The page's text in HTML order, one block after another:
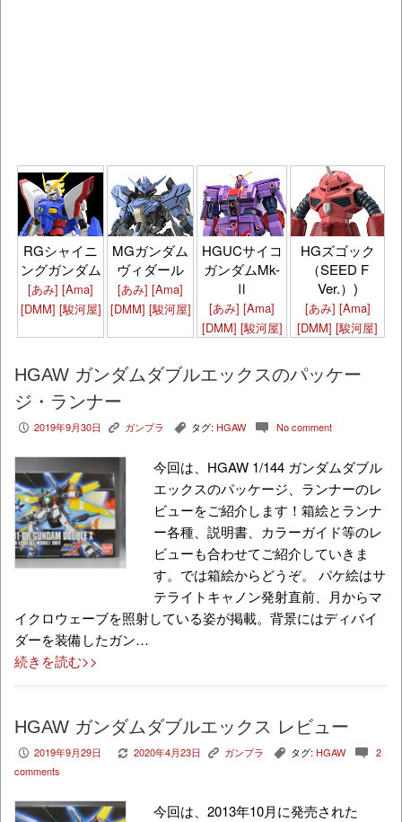
RGシャイニ
ングガンダム
[あみ] [Ama]
[DMM] [駿河屋]
MGガンダム
ヴィダール
[あみ] [Ama]
[DMM] [駿河屋]
HGUCサイコ
ガンダムMk-
Ⅱ
[あみ] [Ama]
[DMM] [駿河屋]
HGズゴック
（SEED F
Ver.）)
[あみ] [Ama]
[DMM] [駿河屋]
HGAW ガンダムダブルエックスのパッケー
ジ・ランナー
P 2019年9月30日 K ガンプラ , タグ: HGAW c No comment
今回は、HGAW 1/144 ガンダムダブル
エックスのパッケージ、ランナーのレ
ビューをご紹介します！箱絵とランナ
ー各種、説明書、カラーガイド等のレ
ビューも合わせてご紹介していきま
す。では箱絵からどうぞ。 パケ絵はサ
テライトキャノン発射直前、月からマ
イクロウェーブを照射している姿が掲載。背景にはディバイ
ダーを装備したガン…
続きを読む>>
HGAW ガンダムダブルエックス レビュー
P 2019年9月29日 V 2020年4月23日 K ガンプラ , タグ: HGAW c 2
comments
今回は、2013年10月に発売された